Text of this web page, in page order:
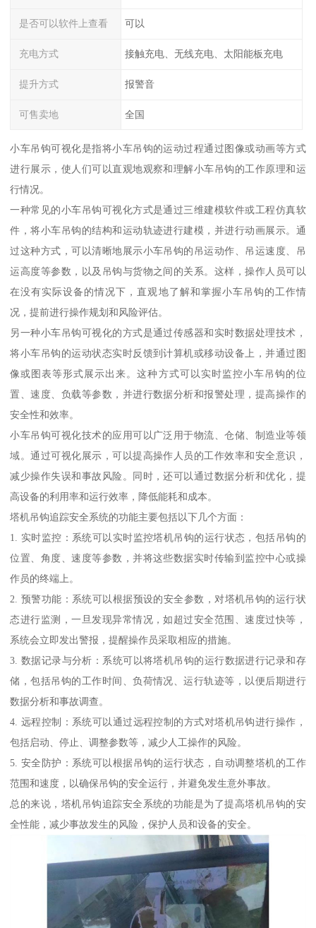
是否可以软件上查看 可以
充电方式 接触充电、无线充电、太阳能板充电
提升方式 报警音
可售卖地 全国
小车吊钩可视化是指将小车吊钩的运动过程通过图像或动画等方式
进行展示，使人们可以直观地观察和理解小车吊钩的工作原理和运
行情况。
一种常见的小车吊钩可视化方式是通过三维建模软件或工程仿真软
件，将小车吊钩的结构和运动轨迹进行建模，并进行动画展示。通
过这种方式，可以清晰地展示小车吊钩的吊运动作、吊运速度、吊
运高度等参数，以及吊钩与货物之间的关系。这样，操作人员可以
在没有实际设备的情况下，直观地了解和掌握小车吊钩的工作情
况，提前进行操作规划和风险评估。
另一种小车吊钩可视化的方式是通过传感器和实时数据处理技术，
将小车吊钩的运动状态实时反馈到计算机或移动设备上，并通过图
像或图表等形式展示出来。这种方式可以实时监控小车吊钩的位
置、速度、负载等参数，并进行数据分析和报警处理，提高操作的
安全性和效率。
小车吊钩可视化技术的应用可以广泛用于物流、仓储、制造业等领
域。通过可视化展示，可以提高操作人员的工作效率和安全意识，
减少操作失误和事故风险。同时，还可以通过数据分析和优化，提
高设备的利用率和运行效率，降低能耗和成本。
塔机吊钩追踪安全系统的功能主要包括以下几个方面：
1. 实时监控：系统可以实时监控塔机吊钩的运行状态，包括吊钩的
位置、角度、速度等参数，并将这些数据实时传输到监控中心或操
作员的终端上。
2. 预警功能：系统可以根据预设的安全参数，对塔机吊钩的运行状
态进行监测，一旦发现异常情况，如超过安全范围、速度过快等，
系统会立即发出警报，提醒操作员采取相应的措施。
3. 数据记录与分析：系统可以将塔机吊钩的运行数据进行记录和存
储，包括吊钩的工作时间、负荷情况、运行轨迹等，以便后期进行
数据分析和事故调查。
4. 远程控制：系统可以通过远程控制的方式对塔机吊钩进行操作，
包括启动、停止、调整参数等，减少人工操作的风险。
5. 安全防护：系统可以根据吊钩的运行状态，自动调整塔机的工作
范围和速度，以确保吊钩的安全运行，并避免发生意外事故。
总的来说，塔机吊钩追踪安全系统的功能是为了提高塔机吊钩的安
全性能，减少事故发生的风险，保护人员和设备的安全。